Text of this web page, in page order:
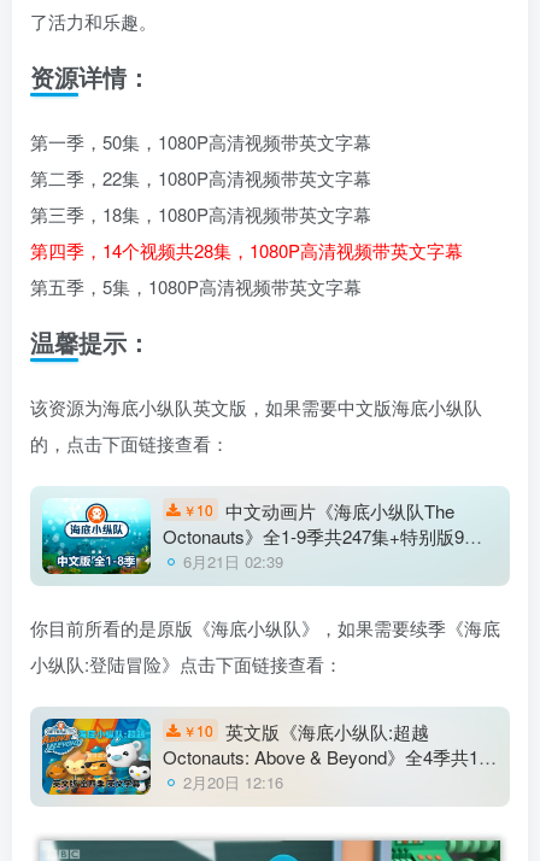
了活力和乐趣。
资源详情：
第一季，50集，1080P高清视频带英文字幕
第二季，22集，1080P高清视频带英文字幕
第三季，18集，1080P高清视频带英文字幕
第四季，14个视频共28集，1080P高清视频带英文字幕
第五季，5集，1080P高清视频带英文字幕
温馨提示：
该资源为海底小纵队英文版，如果需要中文版海底小纵队
的，点击下面链接查看：
￥ 10
中文动画片《海底小纵队The
Octonauts》全1-9季共247集+特别版9
集，1080P高清视频带中文字幕，百度云
网盘下载
6月21日 02:39
你目前所看的是原版《海底小纵队》，如果需要续季《海底
小纵队:登陆冒险》点击下面链接查看：
￥ 10
英文版《海底小纵队:超越
Octonauts: Above & Beyond》全4季共100
集，1080P高清视频带英文字幕，百度云
网盘下载！
2月20日 12:16